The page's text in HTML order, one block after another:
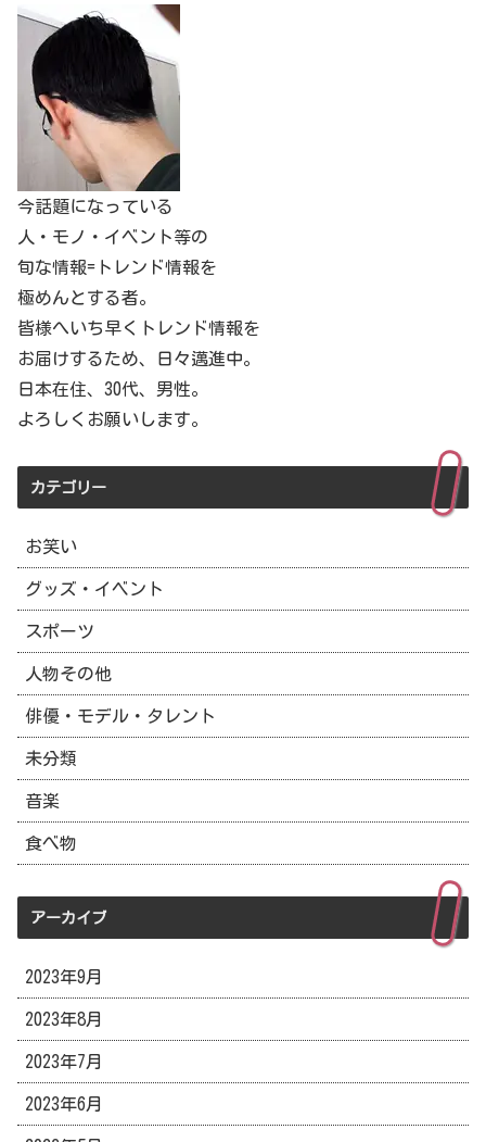
今話題になっている
人・モノ・イベント等の
旬な情報=トレンド情報を
極めんとする者。
皆様へいち早くトレンド情報を
お届けするため、日々邁進中。
日本在住、30代、男性。
よろしくお願いします。
カテゴリー
お笑い
グッズ・イベント
スポーツ
人物その他
俳優・モデル・タレント
未分類
音楽
食べ物
アーカイブ
2023年9月
2023年8月
2023年7月
2023年6月